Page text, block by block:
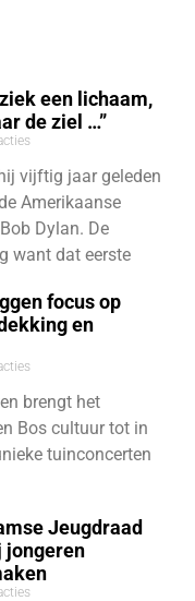
een lichaam,
de ziel …”
vijftig jaar geleden
Amerikaanse
Dylan. De
want dat eerste
focus op
en
brengt het
Bos cultuur tot in
tuinconcerten
Jeugdraad
jongeren